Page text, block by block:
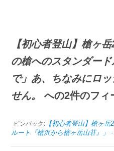
【初心者登山】槍ヶ
の槍へのスタンダー
で」あ、ちなみにロ
せん。
への2件のフィ
ピンバック:【初心者登山】槍ヶ岳
ルート『槍沢から槍ヶ岳山荘』」